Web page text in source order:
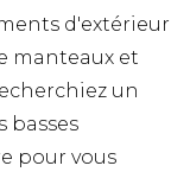
d'extérieur
manteaux et
un
basses
pour vous